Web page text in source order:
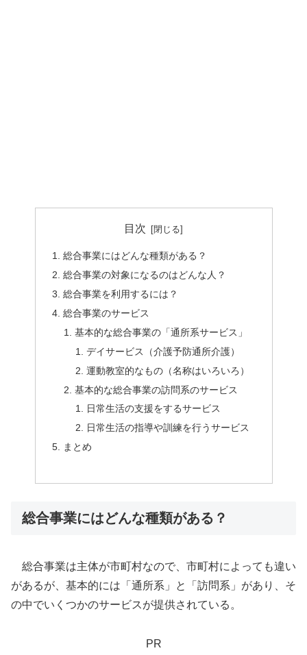
目次
総合事業にはどんな種類がある？
総合事業の対象になるのはどんな人？
総合事業を利用するには？
総合事業のサービス
基本的な総合事業の「通所系サービス」
デイサービス（介護予防通所介護）
運動教室的なもの（名称はいろいろ）
基本的な総合事業の訪問系のサービス
日常生活の支援をするサービス
日常生活の指導や訓練を行うサービス
まとめ
総合事業にはどんな種類がある？
総合事業は主体が市町村なので、市町村によっても違い
があるが、基本的には「通所系」と「訪問系」があり、そ
の中でいくつかのサービスが提供されている。
PR